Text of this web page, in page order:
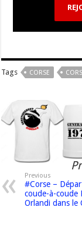
Tags CORSE
Previous
#Corse –
coude-à-coude
Orlandi dans le